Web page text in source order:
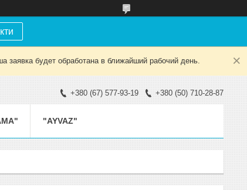
заявка будет обработана в ближайший рабочий день.
+380 (67) 577-93-19 +380 (50) 710-28-87
"AYVAZ"